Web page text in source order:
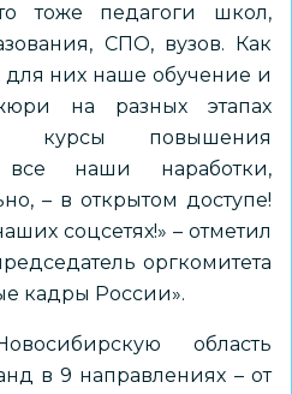
тоже педагоги школ,
СПО, вузов. Как
для них наше обучение и
на разных этапах
курсы повышения
наши наработки,
– в открытом доступе!
соцсетях!» – отметил
оргкомитета
кадры России».
область
в 9 направлениях – от